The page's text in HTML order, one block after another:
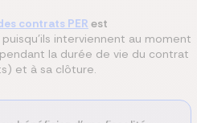
contrats PER est
puisqu’ils interviennent au moment
la durée de vie du contrat
et à sa clôture.